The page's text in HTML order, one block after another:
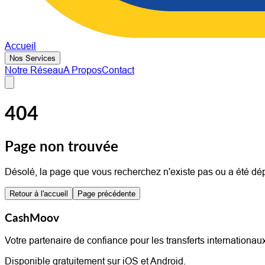
Accueil
Nos Services
Notre RéseauA ProposContact
404
Page non trouvée
Désolé, la page que vous recherchez n'existe pas ou a été
Retour à l'accueil Page précédente
CashMoov
Votre partenaire de confiance pour les transferts
Disponible gratuitement sur iOS et Android.